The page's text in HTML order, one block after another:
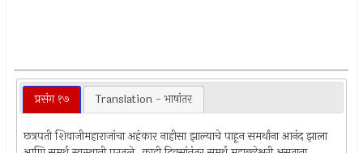
प्रसंग १७ Translation - भाषांतर
छत्रपती शिवाजीमहाराजांचा अहंकार नाहीसा झाल्याचे पाहून समर्थांना आनंद झाला